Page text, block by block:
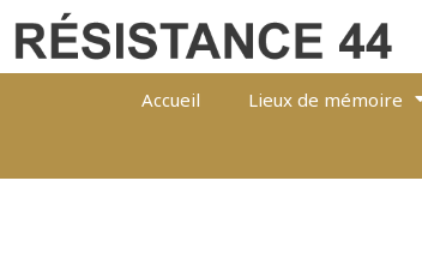
Accueil Lieux de mémoire